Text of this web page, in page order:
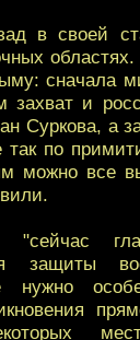
в своей
сначала
захват и
Суркова, а
по
можно все
"сейчас
защиты